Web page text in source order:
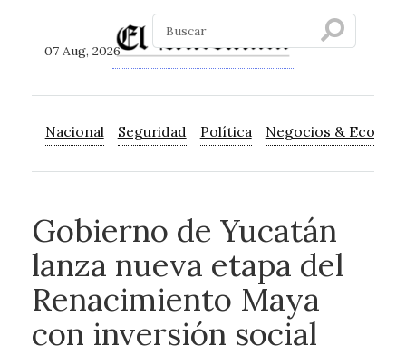
07 Aug, 2026
Nacional Seguridad Política Negocios &
Gobierno de Yucatán
lanza nueva etapa del
Renacimiento Maya
con inversión social